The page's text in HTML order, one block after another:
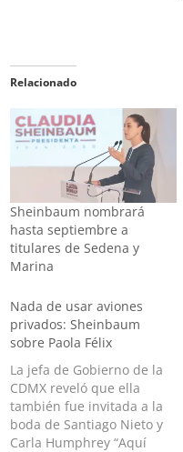
Relacionado
Sheinbaum nombrará
hasta septiembre a
titulares de Sedena y
Marina
Nada de usar aviones
privados: Sheinbaum
sobre Paola Félix
La jefa de Gobierno de la
CDMX reveló que ella
también fue invitada a la
boda de Santiago Nieto y
Carla Humphrey “Aquí